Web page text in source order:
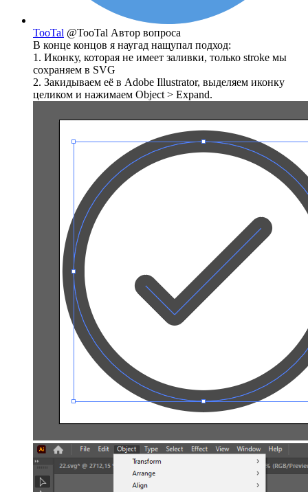
TooTal @TooTal Автор вопроса
В конце концов я наугад нащупал подход:
1. Иконку, которая не имеет заливки, только stroke мы
сохраняем в SVG
2. Закидываем её в Adobe Illustrator, выделяем иконку
целиком и нажимаем Object > Expand.